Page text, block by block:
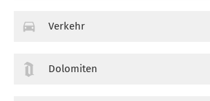
Verkehr
Dolomiten